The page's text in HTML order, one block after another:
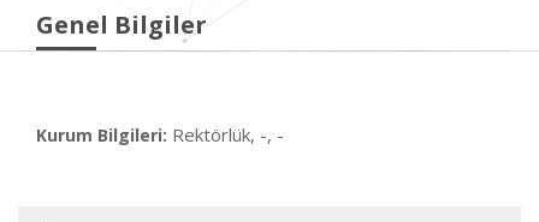
Genel Bilgiler
Kurum Bilgileri: Rektörlük, -, -